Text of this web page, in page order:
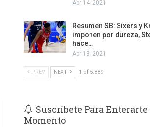
Abr 14, 2021
Resumen SB: Sixers y
imponen por dureza,
hace…
Abr 13, 2021
PREV NEXT 1 of 5.889
Suscríbete Para
Momento